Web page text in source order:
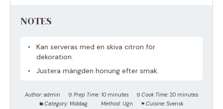
NOTES
Kan serveras med en skiva citron för
dekoration.
Justera mängden honung efter smak.
Author: admin Prep Time: 10 minutes Cook Time: 20 minutes
Category: Middag Method: Ugn Cuisine: Svensk